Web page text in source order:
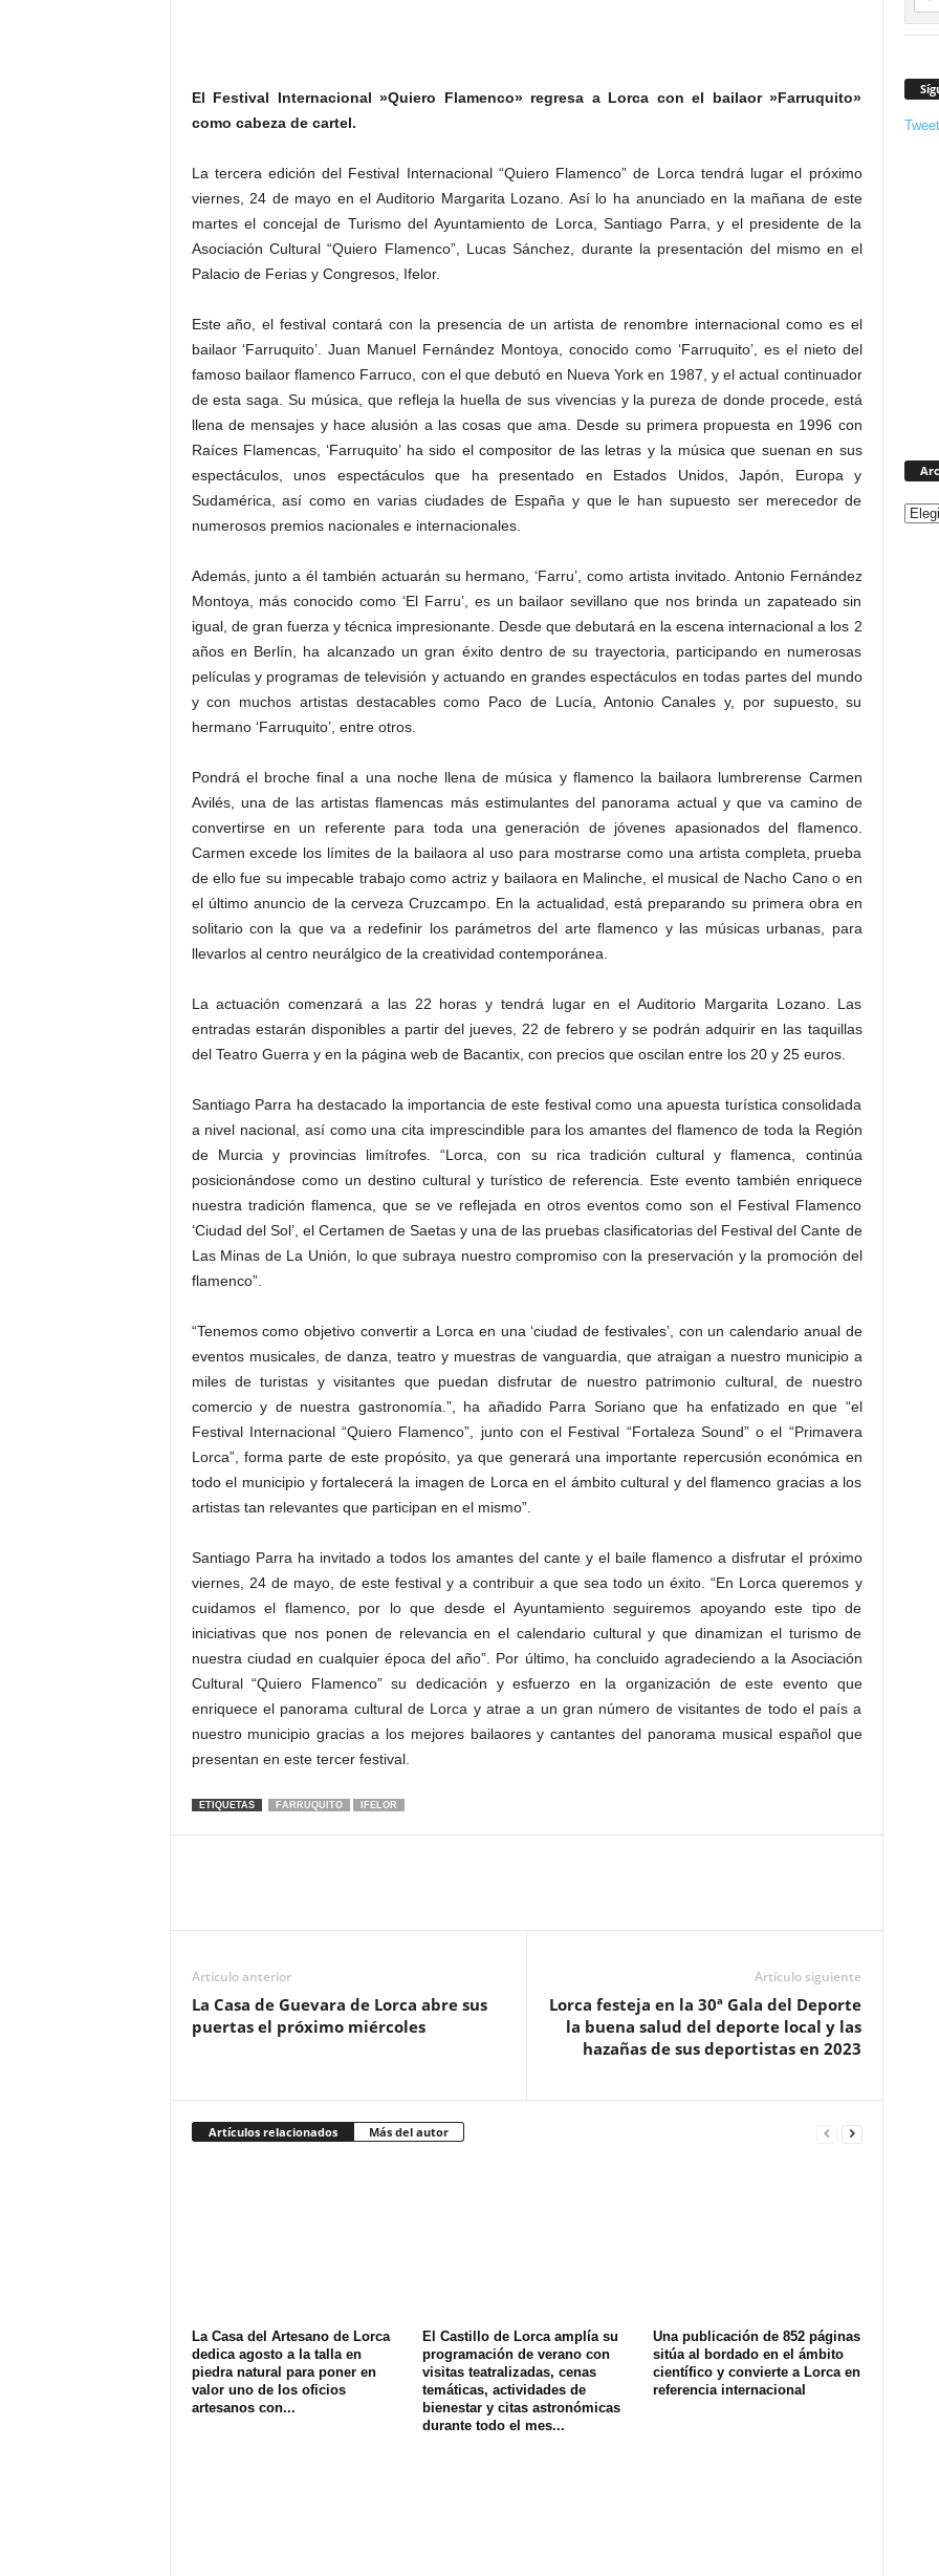
El Festival Internacional »Quiero Flamenco» regresa a Lorca con el bailaor »Farruquito»
como cabeza de cartel.
La tercera edición del Festival Internacional “Quiero Flamenco” de Lorca tendrá lugar el próximo
viernes, 24 de mayo en el Auditorio Margarita Lozano. Así lo ha anunciado en la mañana de este
martes el concejal de Turismo del Ayuntamiento de Lorca, Santiago Parra, y el presidente de la
Asociación Cultural “Quiero Flamenco”, Lucas Sánchez, durante la presentación del mismo en el
Palacio de Ferias y Congresos, Ifelor.
Este año, el festival contará con la presencia de un artista de renombre internacional como es el
bailaor ‘Farruquito’. Juan Manuel Fernández Montoya, conocido como ‘Farruquito’, es el nieto del
famoso bailaor flamenco Farruco, con el que debutó en Nueva York en 1987, y el actual continuador
de esta saga. Su música, que refleja la huella de sus vivencias y la pureza de donde procede, está
llena de mensajes y hace alusión a las cosas que ama. Desde su primera propuesta en 1996 con
Raíces Flamencas, ‘Farruquito’ ha sido el compositor de las letras y la música que suenan en sus
espectáculos, unos espectáculos que ha presentado en Estados Unidos, Japón, Europa y
Sudamérica, así como en varias ciudades de España y que le han supuesto ser merecedor de
numerosos premios nacionales e internacionales.
Además, junto a él también actuarán su hermano, ‘Farru’, como artista invitado. Antonio Fernández
Montoya, más conocido como ‘El Farru’, es un bailaor sevillano que nos brinda un zapateado sin
igual, de gran fuerza y técnica impresionante. Desde que debutará en la escena internacional a los 2
años en Berlín, ha alcanzado un gran éxito dentro de su trayectoria, participando en numerosas
películas y programas de televisión y actuando en grandes espectáculos en todas partes del mundo
y con muchos artistas destacables como Paco de Lucía, Antonio Canales y, por supuesto, su
hermano ‘Farruquito’, entre otros.
Pondrá el broche final a una noche llena de música y flamenco la bailaora lumbrerense Carmen
Avilés, una de las artistas flamencas más estimulantes del panorama actual y que va camino de
convertirse en un referente para toda una generación de jóvenes apasionados del flamenco.
Carmen excede los límites de la bailaora al uso para mostrarse como una artista completa, prueba
de ello fue su impecable trabajo como actriz y bailaora en Malinche, el musical de Nacho Cano o en
el último anuncio de la cerveza Cruzcampo. En la actualidad, está preparando su primera obra en
solitario con la que va a redefinir los parámetros del arte flamenco y las músicas urbanas, para
llevarlos al centro neurálgico de la creatividad contemporánea.
La actuación comenzará a las 22 horas y tendrá lugar en el Auditorio Margarita Lozano. Las
entradas estarán disponibles a partir del jueves, 22 de febrero y se podrán adquirir en las taquillas
del Teatro Guerra y en la página web de Bacantix, con precios que oscilan entre los 20 y 25 euros.
Santiago Parra ha destacado la importancia de este festival como una apuesta turística consolidada
a nivel nacional, así como una cita imprescindible para los amantes del flamenco de toda la Región
de Murcia y provincias limítrofes. “Lorca, con su rica tradición cultural y flamenca, continúa
posicionándose como un destino cultural y turístico de referencia. Este evento también enriquece
nuestra tradición flamenca, que se ve reflejada en otros eventos como son el Festival Flamenco
‘Ciudad del Sol’, el Certamen de Saetas y una de las pruebas clasificatorias del Festival del Cante de
Las Minas de La Unión, lo que subraya nuestro compromiso con la preservación y la promoción del
flamenco”.
“Tenemos como objetivo convertir a Lorca en una ‘ciudad de festivales’, con un calendario anual de
eventos musicales, de danza, teatro y muestras de vanguardia, que atraigan a nuestro municipio a
miles de turistas y visitantes que puedan disfrutar de nuestro patrimonio cultural, de nuestro
comercio y de nuestra gastronomía.”, ha añadido Parra Soriano que ha enfatizado en que “el
Festival Internacional “Quiero Flamenco”, junto con el Festival “Fortaleza Sound” o el “Primavera
Lorca”, forma parte de este propósito, ya que generará una importante repercusión económica en
todo el municipio y fortalecerá la imagen de Lorca en el ámbito cultural y del flamenco gracias a los
artistas tan relevantes que participan en el mismo”.
Santiago Parra ha invitado a todos los amantes del cante y el baile flamenco a disfrutar el próximo
viernes, 24 de mayo, de este festival y a contribuir a que sea todo un éxito. “En Lorca queremos y
cuidamos el flamenco, por lo que desde el Ayuntamiento seguiremos apoyando este tipo de
iniciativas que nos ponen de relevancia en el calendario cultural y que dinamizan el turismo de
nuestra ciudad en cualquier época del año”. Por último, ha concluido agradeciendo a la Asociación
Cultural “Quiero Flamenco” su dedicación y esfuerzo en la organización de este evento que
enriquece el panorama cultural de Lorca y atrae a un gran número de visitantes de todo el país a
nuestro municipio gracias a los mejores bailaores y cantantes del panorama musical español que
presentan en este tercer festival.
ETIQUETAS FARRUQUITO IFELOR
Artículo anterior
La Casa de Guevara de Lorca abre sus
puertas el próximo miércoles
Artículo siguiente
Lorca festeja en la 30ª Gala del Deporte
la buena salud del deporte local y las
hazañas de sus deportistas en 2023
Artículos relacionados Más del autor
La Casa del Artesano de Lorca
dedica agosto a la talla en
piedra natural para poner en
valor uno de los oficios
artesanos con...
El Castillo de Lorca amplía su
programación de verano con
visitas teatralizadas, cenas
temáticas, actividades de
bienestar y citas astronómicas
durante todo el mes...
Una publicación de 852 páginas
sitúa al bordado en el ámbito
científico y convierte a Lorca en
referencia internacional